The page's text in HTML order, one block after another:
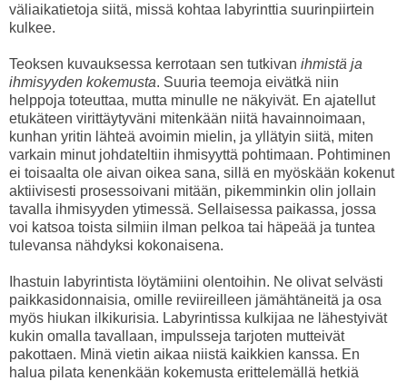
väliaikatietoja siitä, missä kohtaa labyrinttia suurinpiirtein
kulkee.
Teoksen kuvauksessa kerrotaan sen tutkivan ihmistä ja
ihmisyyden kokemusta. Suuria teemoja eivätkä niin
helppoja toteuttaa, mutta minulle ne näkyivät. En ajatellut
etukäteen virittäytyväni mitenkään niitä havainnoimaan,
kunhan yritin lähteä avoimin mielin, ja yllätyin siitä, miten
varkain minut johdateltiin ihmisyyttä pohtimaan. Pohtiminen
ei toisaalta ole aivan oikea sana, sillä en myöskään kokenut
aktiivisesti prosessoivani mitään, pikemminkin olin jollain
tavalla ihmisyyden ytimessä. Sellaisessa paikassa, jossa
voi katsoa toista silmiin ilman pelkoa tai häpeää ja tuntea
tulevansa nähdyksi kokonaisena.
Ihastuin labyrintista löytämiini olentoihin. Ne olivat selvästi
paikkasidonnaisia, omille reviireilleen jämähtäneitä ja osa
myös hiukan ilkikurisia. Labyrintissa kulkijaa ne lähestyivät
kukin omalla tavallaan, impulsseja tarjoten mutteivät
pakottaen. Minä vietin aikaa niistä kaikkien kanssa. En
halua pilata kenenkään kokemusta erittelemällä hetkiä